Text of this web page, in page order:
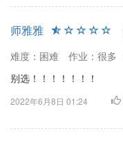
师雅雅
难度：困难
作业：很多
别选！！！！！！！
2022年6月8日 01:24